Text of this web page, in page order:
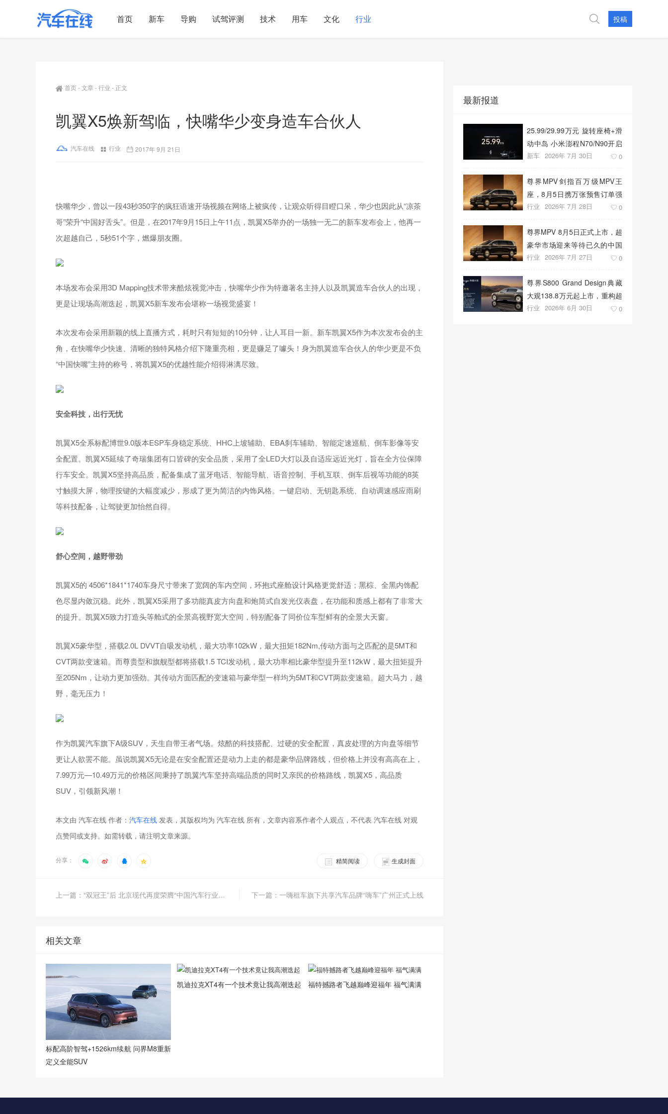
首页 新车 导购 试驾评测 技术 用车 文化 行业 投稿
首页-文章-行业 - 正文
凯翼X5焕新驾临，快嘴华少变身造车合伙人
汽车在线 行业 2017年 9月 21日
快嘴华少，曾以一段43秒350字的疯狂语速开场视频在网络上被疯传，让观众听得目瞪口呆，华少也因此从“凉茶
哥”荣升“中国好舌头”。但是，在2017年9月15日上午11点，凯翼X5举办的一场独一无二的新车发布会上，他再一
次超越自己，5秒51个字，燃爆朋友圈。
本场发布会采用3D Mapping技术带来酷炫视觉冲击，快嘴华少作为特邀著名主持人以及凯翼造车合伙人的出现，
更是让现场高潮迭起，凯翼X5新车发布会堪称一场视觉盛宴！
本次发布会采用新颖的线上直播方式，耗时只有短短的10分钟，让人耳目一新。新车凯翼X5作为本次发布会的主
角，在快嘴华少快速、清晰的独特风格介绍下隆重亮相，更是赚足了噱头！身为凯翼造车合伙人的华少更是不负
“中国快嘴”主持的称号，将凯翼X5的优越性能介绍得淋漓尽致。
安全科技，出行无忧
凯翼X5全系标配博世9.0版本ESP车身稳定系统、HHC上坡辅助、EBA刹车辅助、智能定速巡航、倒车影像等安
全配置。凯翼X5延续了奇瑞集团有口皆碑的安全品质，采用了全LED大灯以及自适应远近光灯，旨在全方位保障
行车安全。凯翼X5坚持高品质，配备集成了蓝牙电话、智能导航、语音控制、手机互联、倒车后视等功能的8英
寸触摸大屏，物理按键的大幅度减少，形成了更为简洁的内饰风格。一键启动、无钥匙系统、自动调速感应雨刷
等科技配备，让驾驶更加怡然自得。
舒心空间，越野带劲
凯翼X5的 4506*1841*1740车身尺寸带来了宽阔的车内空间，环抱式座舱设计风格更觉舒适；黑棕、全黑内饰配
色尽显内敛沉稳。此外，凯翼X5采用了多功能真皮方向盘和炮筒式自发光仪表盘，在功能和质感上都有了非常大
的提升。凯翼X5致力打造头等舱式的全景高视野宽大空间，特别配备了同价位车型鲜有的全景大天窗。
凯翼X5豪华型，搭载2.0L DVVT自吸发动机，最大功率102kW，最大扭矩182Nm,传动方面与之匹配的是5MT和
CVT两款变速箱。而尊贵型和旗舰型都将搭载1.5 TCI发动机，最大功率相比豪华型提升至112kW，最大扭矩提升
至205Nm，让动力更加强劲。其传动方面匹配的变速箱与豪华型一样均为5MT和CVT两款变速箱。超大马力，越
野，毫无压力！
作为凯翼汽车旗下A级SUV，天生自带王者气场。炫酷的科技搭配、过硬的安全配置，真皮处理的方向盘等细节
更让人欲罢不能。虽说凯翼X5无论是在安全配置还是动力上走的都是豪华品牌路线，但价格上并没有高高在上，
7.99万元—10.49万元的价格区间秉持了凯翼汽车坚持高端品质的同时又亲民的价格路线，凯翼X5，高品质
SUV，引领新风潮！
本文由 汽车在线 作者： 汽车在线 发表，其版权均为 汽车在线 所有，文章内容系作者个人观点，不代表 汽车在线 对观
点赞同或支持。如需转载，请注明文章来源。
分享： 生成封面
精简阅读
上一篇：“双冠王”后 北京现代再度荣膺“中国汽车行业用户满意度”多项第一 下一篇：一嗨租车旗下共享汽车品牌“嗨车”广州正式上线
相关文章
标配高阶智驾+1526km续航 问界M8重新
定义全能SUV
凯迪拉克XT4有一个技术竟让我高潮迭起 福特撼路者飞越巅峰迎福年 福气满满
最新报道
25.99/29.99万元 旋转座椅+滑
动中岛 小米澎程N70/N90开启
预售
新车 2026年 7月 30日 0
尊界MPV剑指百万级MPV王
座，8月5日携万张预售订单强
势上市
行业 2026年 7月 28日 0
尊界MPV 8月5日正式上市，超
豪华市场迎来等待已久的中国
答案
行业 2026年 7月 27日 0
尊界S800 Grand Design典藏
大观138.8万元起上市，重构超
豪华出行新标准
行业 2026年 6月 30日 0